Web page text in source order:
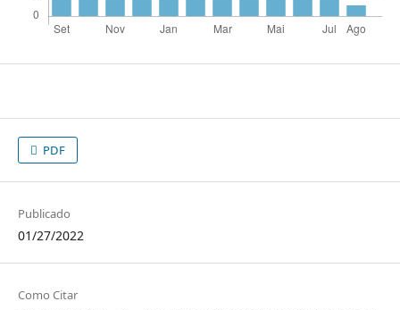
PDF
Publicado
01/27/2022
Como Citar